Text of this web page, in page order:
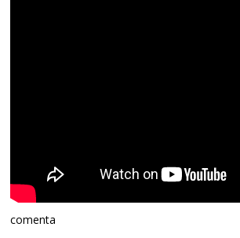
comenta